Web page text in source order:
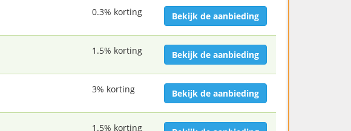
0.3% korting Bekijk de aanbieding
1.5% korting Bekijk de aanbieding
3% korting Bekijk de aanbieding
1.5% korting